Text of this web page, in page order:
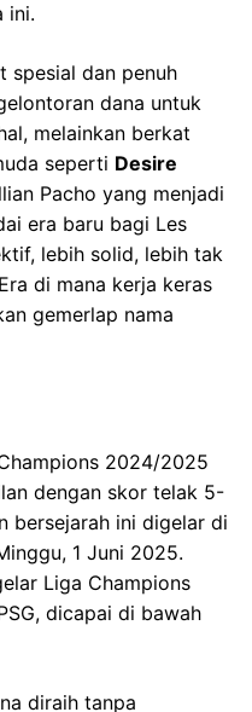
ini.
spesial dan penuh
dana untuk
melainkan berkat
seperti Desire
Pacho yang menjadi
era baru bagi Les
lebih solid, lebih tak
di mana kerja keras
gemerlap nama
2024/2025
dengan skor telak 5-
bersejarah ini digelar di
1 Juni 2025.
Liga Champions
dicapai di bawah
diraih tanpa